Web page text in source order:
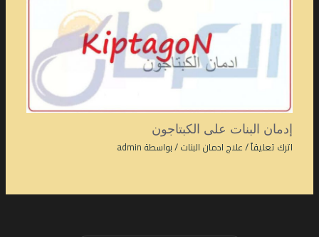
إدمان البنات على الكبتاجون
اترك تعليقاً/علاج ادمان البنات/ بواسطة admin